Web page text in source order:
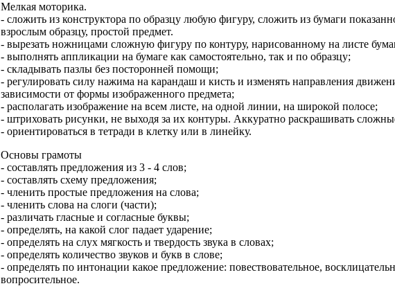
Мелкая моторика.
- сложить из конструктора по образцу любую фигуру, сложить из бумаги
взрослым образцу, простой предмет.
- вырезать ножницами сложную фигуру по контуру, нарисованному на листе
- выполнять аппликации на бумаге как самостоятельно, так и по образцу;
- складывать пазлы без посторонней помощи;
- регулировать силу нажима на карандаш и кисть и изменять направления
зависимости от формы изображенного предмета;
- располагать изображение на всем листе, на одной линии, на широкой полосе;
- штриховать рисунки, не выходя за их контуры. Аккуратно раскрашивать
- ориентироваться в тетради в клетку или в линейку.
Основы грамоты
- составлять предложения из 3 - 4 слов;
- составлять схему предложения;
- членить простые предложения на слова;
- членить слова на слоги (части);
- различать гласные и согласные буквы;
- определять, на какой слог падает ударение;
- определять на слух мягкость и твердость звука в словах;
- определять количество звуков и букв в слове;
- определять по интонации какое предложение: повествовательное,
вопросительное.